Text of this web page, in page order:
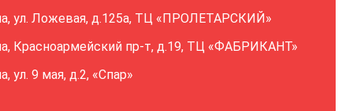
ул. Ложевая, д.125а, ТЦ «ПРОЛЕТАРСКИЙ»
Красноармейский пр-т, д.19, ТЦ «ФАБРИКАНТ»
ул. 9 мая, д.2, «Спар»